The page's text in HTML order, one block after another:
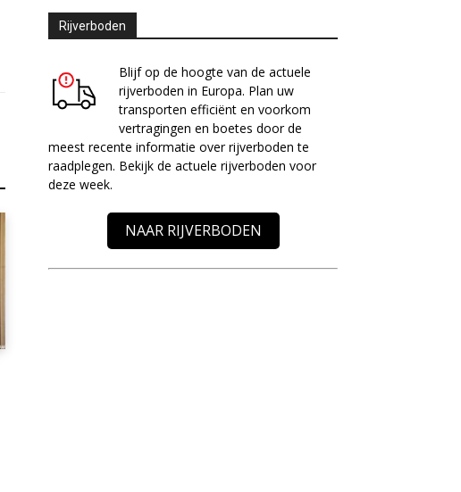
Rijverboden
Blijf op de hoogte van de actuele
rijverboden in Europa. Plan uw
transporten efficiënt en voorkom
vertragingen en boetes door de
meest recente informatie over rijverboden te
raadplegen. Bekijk de actuele rijverboden voor
deze week.
NAAR RIJVERBODEN